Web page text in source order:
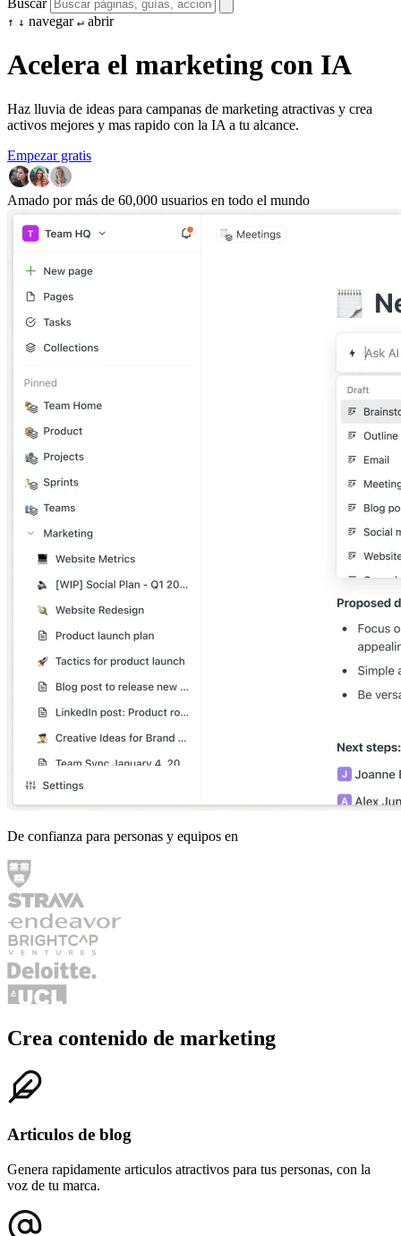
Buscar
↑ ↓ navegar ↵ abrir
Acelera el marketing con IA
Haz lluvia de ideas para campanas de marketing atractivas y crea
activos mejores y mas rapido con la IA a tu alcance.
Empezar gratis
Amado por más de 60,000 usuarios en todo el mundo
De confianza para personas y equipos en
Crea contenido de marketing
Articulos de blog
Genera rapidamente articulos atractivos para tus personas, con la
voz de tu marca.